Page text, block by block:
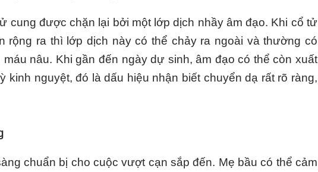
cung được chặn lại bởi một lớp dịch nhầy âm đạo. Khi cổ tử
rộng ra thì lớp dịch này có thể chảy ra ngoài và thường có
nâu. Khi gần đến ngày dự sinh, âm đạo có thể còn xuất
kinh nguyệt, đó là dấu hiệu nhận biết chuyển dạ rất rõ ràng,
chuẩn bị cho cuộc vượt cạn sắp đến. Mẹ bầu có thể cảm